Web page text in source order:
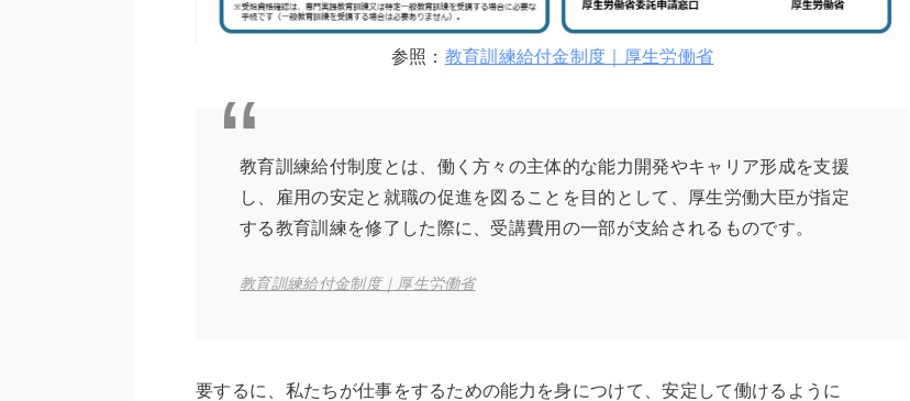
参照： 教育訓練給付金制度｜厚生労働省
教育訓練給付制度とは、働く方々の主体的な能力開発やキャリア形成を支援
し、雇用の安定と就職の促進を図ることを目的として、厚生労働大臣が指定
する教育訓練を修了した際に、受講費用の一部が支給されるものです。
教育訓練給付金制度｜厚生労働省
要するに、私たちが仕事をするための能力を身につけて、安定して働けるように